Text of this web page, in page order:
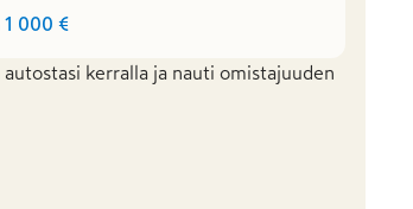
1 000 €
kerralla ja nauti omistajuuden